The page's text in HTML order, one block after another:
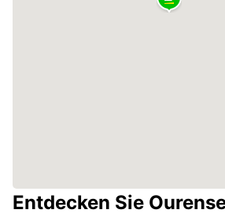
Entdecken Sie